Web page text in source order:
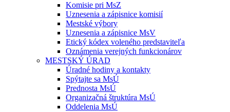
Komisie pri MsZ
Uznesenia a zápisnice komisií
Mestské výbory
Uznesenia a zápisnice MsV
Etický kódex voleného predstaviteľa
Oznámenia verejných funkcionárov
MESTSKÝ ÚRAD
Úradné hodiny a kontakty
Spýtajte sa MsÚ
Prednosta MsÚ
Organizačná štruktúra MsÚ
Oddelenia MsÚ